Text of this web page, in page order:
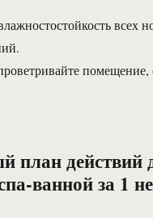
всех
помещение,
план действий
ванной за 1